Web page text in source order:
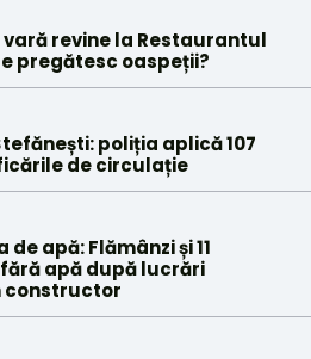
revine la Restaurantul
pregătesc oaspeții?
poliția aplică 107
de circulație
apă: Flămânzi și 11
apă după lucrări
constructor